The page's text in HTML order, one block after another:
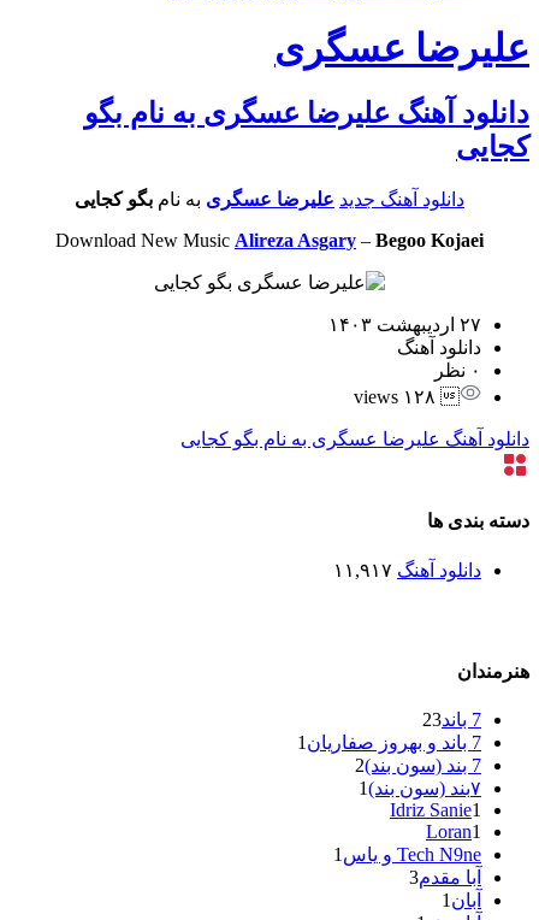
علیرضا عسگری
دانلود آهنگ علیرضا عسگری به نام بگو
کجایی
دانلود آهنگ جدید علیرضا عسگری به نام بگو کجایی
Download New Music Alireza Asgary – Begoo Kojaei
۲۷ اردیبهشت ۱۴۰۳
دانلود آهنگ
۰ نظر
۱۲۸ views
دانلود آهنگ علیرضا عسگری به نام بگو کجایی
دسته بندی ها
دانلود آهنگ ۱۱,۹۱۷
هنرمندان
7 باند
23
7 باند و بهروز صفاریان
1
7 بند (سون بند)
2
۷بند (سون بند)
1
Idriz Sanie1
Loran1
Tech N9ne و یاس
1
آبا مقدم3
آبان 1